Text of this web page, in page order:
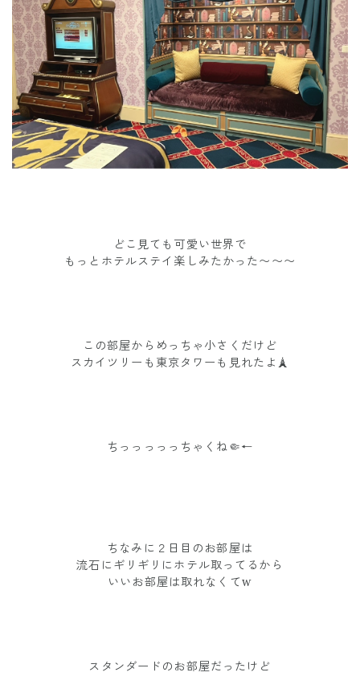
どこ見ても可愛い世界で
もっとホテルステイ楽しみたかった〜〜〜
この部屋からめっちゃ小さくだけど
スカイツリーも東京タワーも見れたよ🗼
ちっっっっっちゃくね🤏←
ちなみに２日目のお部屋は
流石にギリギリにホテル取ってるから
いいお部屋は取れなくてw
スタンダードのお部屋だったけど